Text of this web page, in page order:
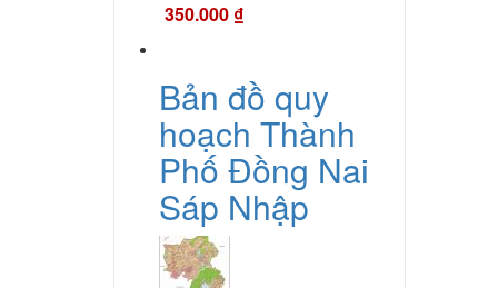
350.000 ₫
Bản đồ quy
hoạch Thành
Phố Đồng Nai
Sáp Nhập